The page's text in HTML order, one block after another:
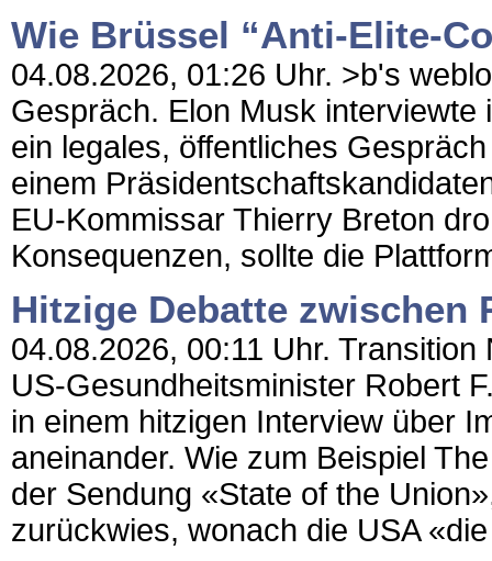
Wie Brüssel “Anti-Elite-
04.08.2026, 01:26 Uhr. >b's
Gespräch. Elon Musk interviewte
ein legales, öffentliches
einem
EU-Kommissar Thierry Breton
Konsequenzen, sollte die
Hitzige Debatte zwischen
04.08.2026, 00:11 Uhr.
US-Gesundheitsminister Robert
in einem hitzigen Interview über
aneinander. Wie zum Beispiel
der Sendung «State of the
zurückwies, wonach die USA